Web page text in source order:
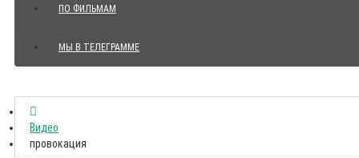
Показать все Цитаты с видео
ПО ФИЛЬМАМ
МЫ В ТЕЛЕГРАММЕ
Видео
провокация